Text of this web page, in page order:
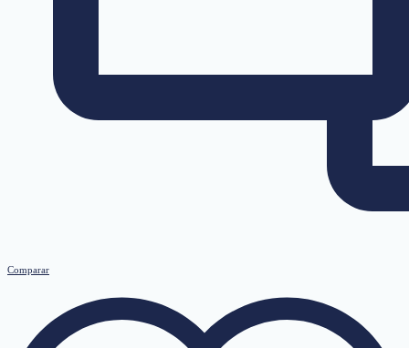
Comparar